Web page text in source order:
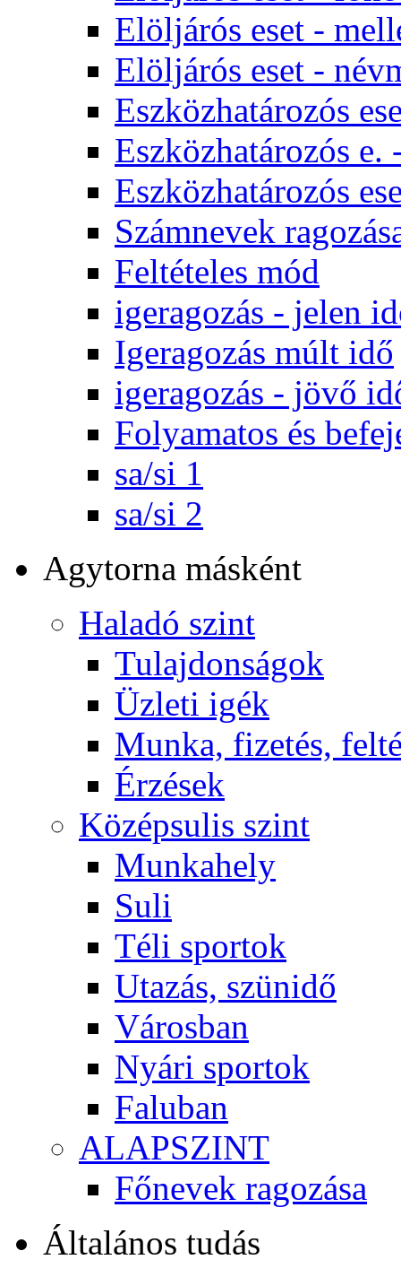
Elöljárós eset -
Elöljárós eset -
Eszközhatározós
Eszközhatározós
Eszközhatározós
Számnevek
Feltételes mód
igeragozás - jelen
Igeragozás múlt idő
igeragozás - jövő
Folyamatos és
sa/si 1
sa/si 2
Agytorna másként
Haladó szint
Tulajdonságok
Üzleti igék
Munka, fizetés,
Érzések
Középsulis szint
Munkahely
Suli
Téli sportok
Utazás, szünidő
Városban
Nyári sportok
Faluban
ALAPSZINT
Főnevek ragozása
Általános tudás